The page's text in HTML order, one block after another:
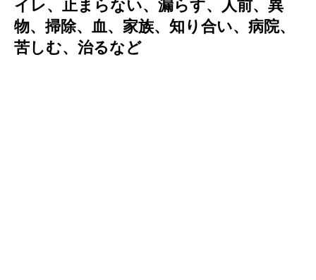
イレ、止まらない、漏らす、人前、異
物、掃除、血、家族、知り合い、病院、
苦しむ、治るなど